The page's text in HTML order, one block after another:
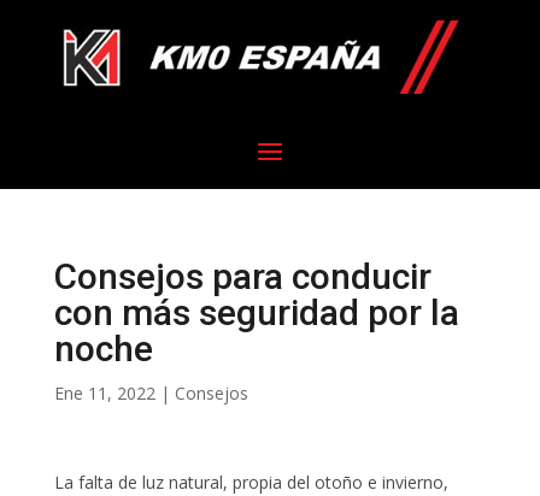
Consejos para conducir
con más seguridad por la
noche
Ene 11, 2022| Consejos
La falta de luz natural, propia del otoño e invierno,